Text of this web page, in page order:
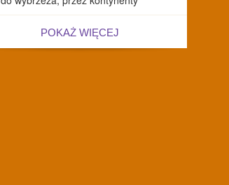
POKAŻ WIĘCEJ